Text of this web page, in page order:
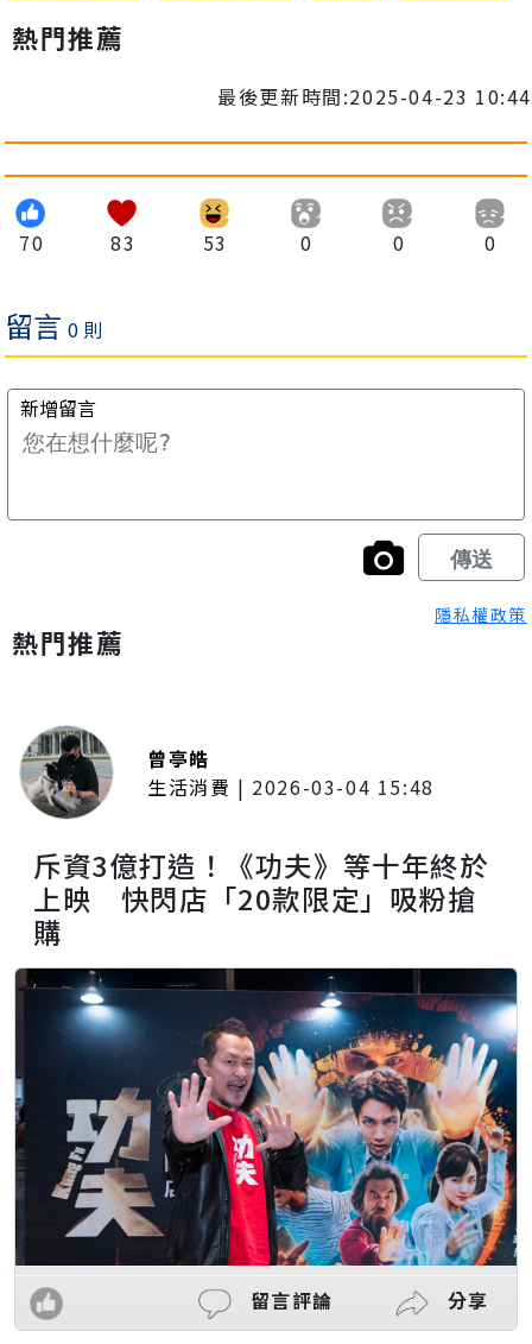
熱門推薦
最後更新時間:2025-04-23 10:44
70 83 53 0 0 0
隱私權政策
熱門推薦
曾亭皓
生活消費 | 2026-03-04 15:48
斥資3億打造！《功夫》等十年終於
上映 快閃店「20款限定」吸粉搶
購
留言評論 分享